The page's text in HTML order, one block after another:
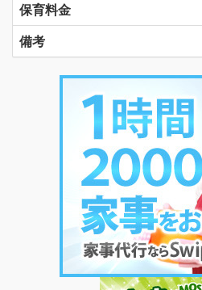
保育料金
備考